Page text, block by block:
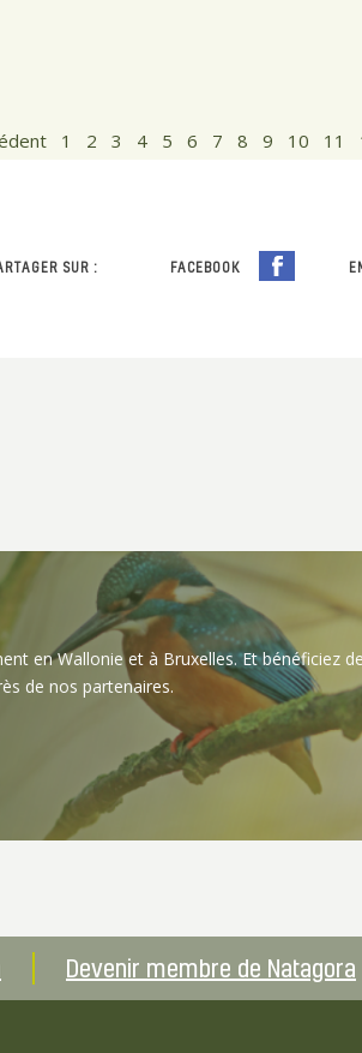
1 2 3 4 5 6 7 8 9 10 11
SUR : FACEBOOK
en Wallonie et à Bruxelles. Et bénéficiez de
de nos partenaires.
Devenir membre de Natagora